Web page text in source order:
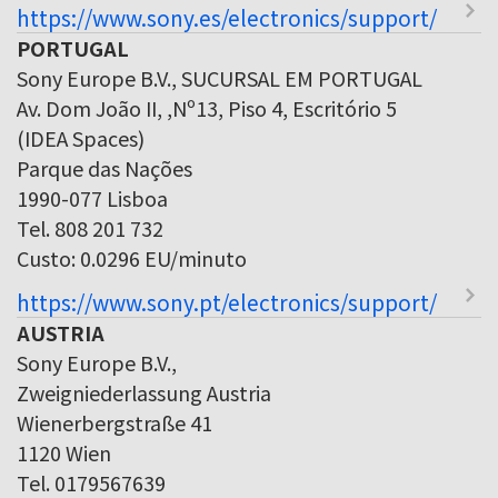
https://www.sony.es/electronics/support/
PORTUGAL
Sony Europe B.V., SUCURSAL EM PORTUGAL
Av. Dom João II, ,Nº13, Piso 4, Escritório 5
(IDEA Spaces)
Parque das Nações
1990-077 Lisboa
Tel. 808 201 732
Custo: 0.0296 EU/minuto
https://www.sony.pt/electronics/support/
AUSTRIA
Sony Europe B.V.,
Zweigniederlassung Austria
Wienerbergstraße 41
1120 Wien
Tel. 0179567639